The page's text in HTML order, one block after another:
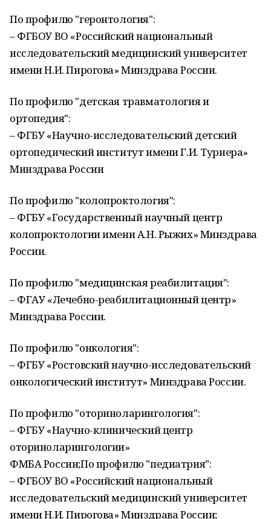
По профилю "геронтология":
– ФГБОУ ВО «Российский национальный
исследовательский медицинский университет
имени Н.И. Пирогова» Минздрава России.
По профилю "детская травматология и
ортопедия":
– ФГБУ «Научно-исследовательский детский
ортопедический институт имени Г.И. Турнера»
Минздрава России
По профилю "колопроктология":
– ФГБУ «Государственный научный центр
колопроктологии имени А.Н. Рыжих» Минздрава
России.
По профилю "медицинская реабилитация":
– ФГАУ «Лечебно-реабилитационный центр»
Минздрава России.
По профилю "онкология":
– ФГБУ «Ростовский научно-исследовательский
онкологический институт» Минздрава России.
По профилю "оториноларингология":
– ФГБУ «Научно-клинический центр
оториноларингологии»
ФМБА России;По профилю "педиатрия":
– ФГБОУ ВО «Российский национальный
исследовательский медицинский университет
имени Н.И. Пирогова» Минздрава России;